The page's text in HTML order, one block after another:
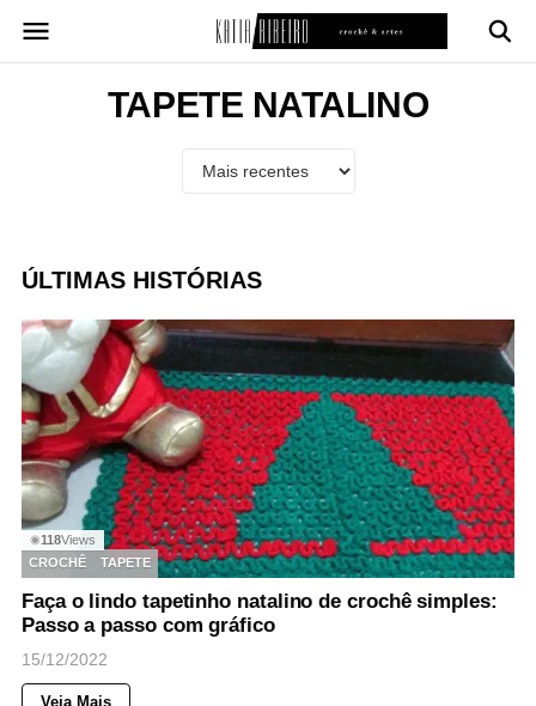
para
TAPETE NATALINO
ÚLTIMAS HISTÓRIAS
◉118Views
CROCHÊ
TAPETE
Faça o lindo tapetinho natalino de crochê simples:
Passo a passo com gráfico
15/12/2022
Veja Mais